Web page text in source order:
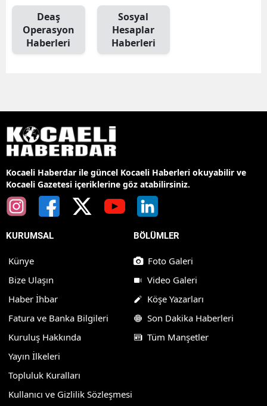
Deaş
Operasyon
Haberleri
Sosyal
Hesaplar
Haberleri
Kocaeli Haberdar ile güncel Kocaeli Haberleri okuyabilir ve
Kocaeli Gazetesi içeriklerine göz atabilirsiniz.
KURUMSAL
Künye
Bize Ulaşın
Haber İhbar
Fatura ve Banka Bilgileri
Kuruluş Hakkında
Yayın İlkeleri
Topluluk Kuralları
Kullanıcı ve Gizlilik Sözleşmesi
BÖLÜMLER
Foto Galeri
Video Galeri
Köşe Yazarları
Son Dakika Haberleri
Tüm Manşetler